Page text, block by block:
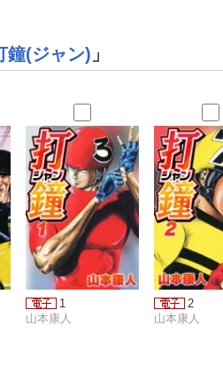
鐘(ジャン) 」
1
山本康人
2
山本康人